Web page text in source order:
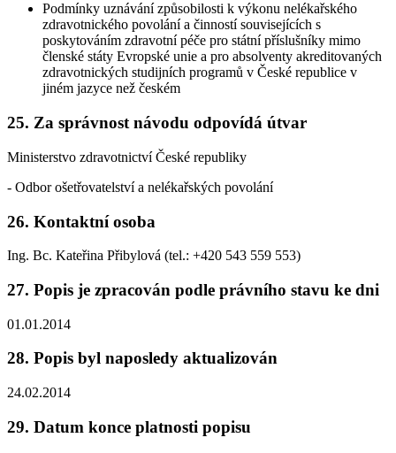
Podmínky uznávání způsobilosti k výkonu nelékařského
zdravotnického povolání a činností souvisejících s
poskytováním zdravotní péče pro státní příslušníky mimo
členské státy Evropské unie a pro absolventy akreditovaných
zdravotnických studijních programů v České republice v
jiném jazyce než českém
25. Za správnost návodu odpovídá útvar
Ministerstvo zdravotnictví České republiky
- Odbor ošetřovatelství a nelékařských povolání
26. Kontaktní osoba
Ing. Bc. Kateřina Přibylová (tel.: +420 543 559 553)
27. Popis je zpracován podle právního stavu ke dni
01.01.2014
28. Popis byl naposledy aktualizován
24.02.2014
29. Datum konce platnosti popisu